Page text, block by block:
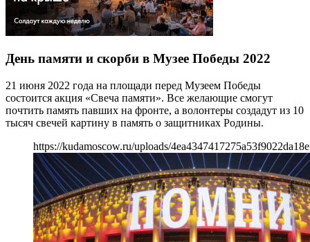
День памяти и скорби в Музее Победы 2022
21 июня 2022 года на площади перед Музеем Победы
состоится акция «Свеча памяти». Все желающие смогут
почтить память павших на фронте, а волонтеры создадут из 10
тысяч свечей картину в память о защитниках Родины.
https://kudamoscow.ru/uploads/